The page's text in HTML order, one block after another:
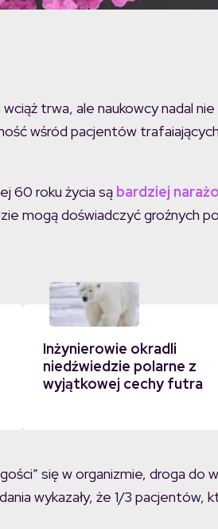
wciąż trwa, ale naukowcy nadal
wśród pacjentów
60 roku życia są bardziej
mogą doświadczyć groźnych
Inżynierowie okradli
niedźwiedzie polarne z
wyjątkowej cechy futra
się w organizmie, droga do
wykazały, że 1/3 pacjentów,